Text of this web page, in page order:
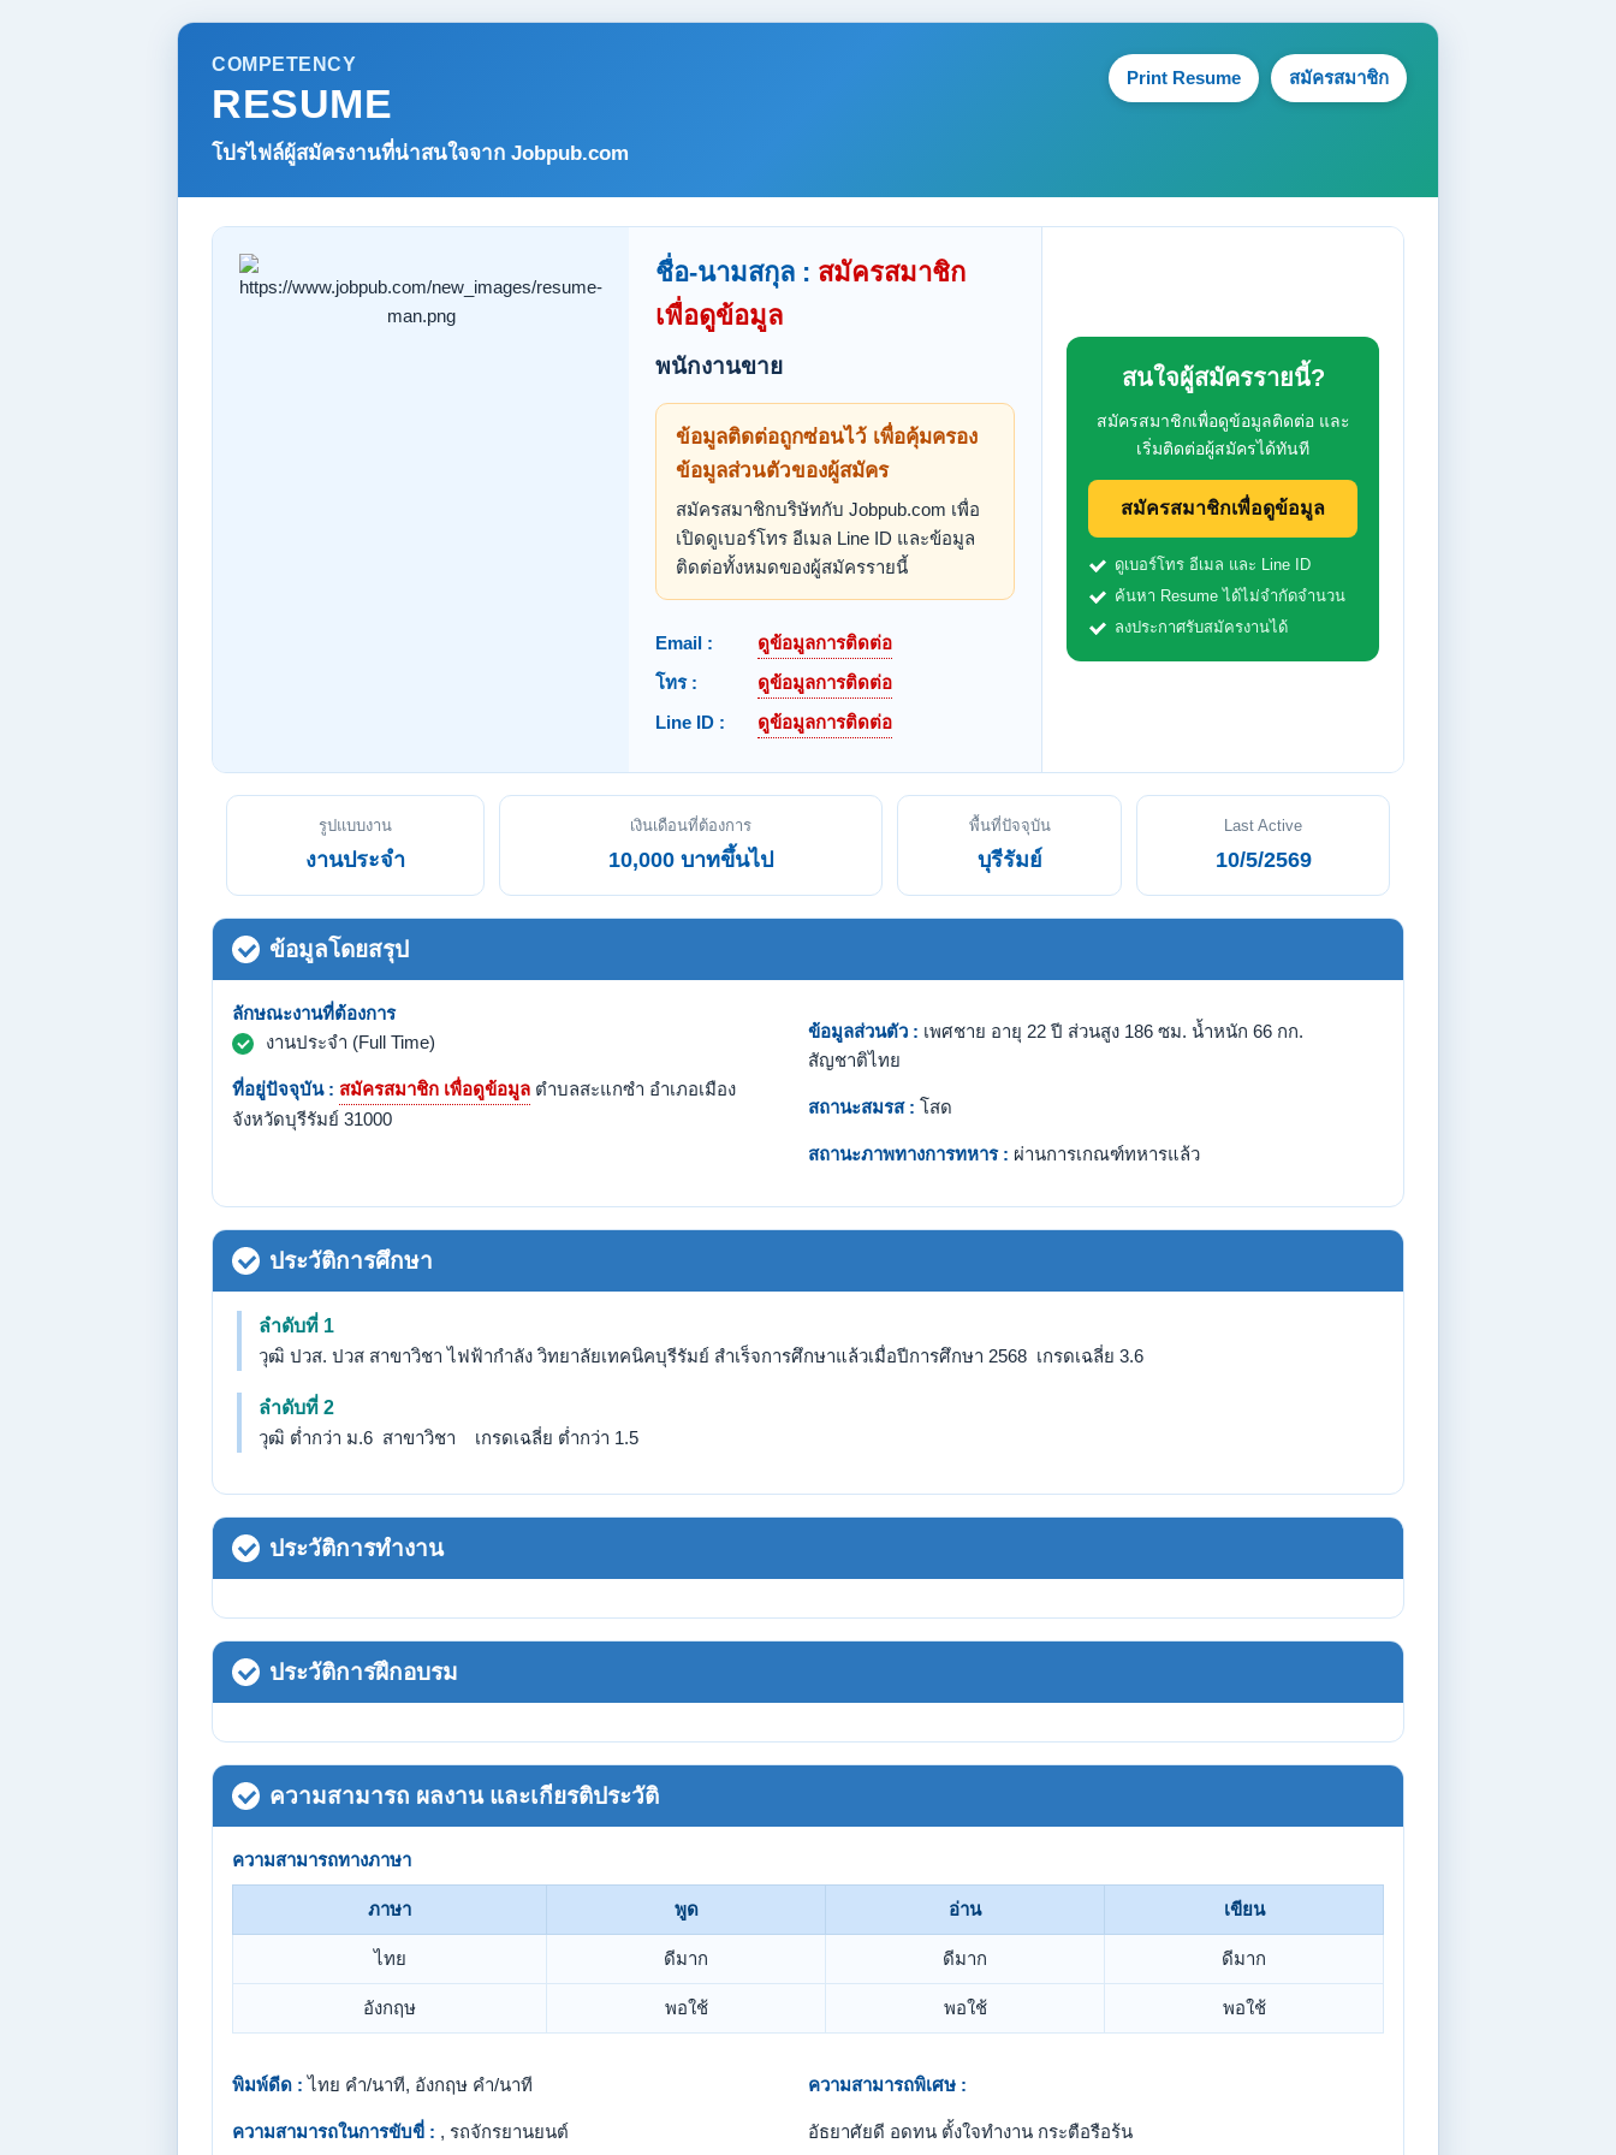
COMPETENCY
RESUME
โปรไฟล์ผู้สมัครงานที่น่าสนใจจาก Jobpub.com
Print Resume สมัครสมาชิก
ชื่อ-นามสกุล : สมัครสมาชิก
เพื่อดูข้อมูล
พนักงานขาย
ข้อมูลติดต่อถูกซ่อนไว้ เพื่อคุ้มครอง
ข้อมูลส่วนตัวของผู้สมัคร
สมัครสมาชิกบริษัทกับ Jobpub.com เพื่อ
เปิดดูเบอร์โทร อีเมล Line ID และข้อมูล
ติดต่อทั้งหมดของผู้สมัครรายนี้
Email :
ดูข้อมูลการติดต่อ
โทร :
ดูข้อมูลการติดต่อ
Line ID :
ดูข้อมูลการติดต่อ
สนใจผู้สมัครรายนี้?
สมัครสมาชิกเพื่อดูข้อมูลติดต่อ และ
เริ่มติดต่อผู้สมัครได้ทันที
สมัครสมาชิกเพื่อดูข้อมูล
ดูเบอร์โทร อีเมล และ Line ID
ค้นหา Resume ได้ไม่จำกัดจำนวน
ลงประกาศรับสมัครงานได้
รูปแบบงาน
งานประจำ
เงินเดือนที่ต้องการ
10,000 บาทขึ้นไป
พื้นที่ปัจจุบัน
บุรีรัมย์
Last Active
10/5/2569
ข้อมูลโดยสรุป
ลักษณะงานที่ต้องการ
งานประจำ (Full Time)
ที่อยู่ปัจจุบัน : สมัครสมาชิก เพื่อดูข้อมูล ตำบลสะแกซำ อำเภอเมือง
จังหวัดบุรีรัมย์ 31000
ข้อมูลส่วนตัว : เพศชาย อายุ 22 ปี ส่วนสูง 186 ซม. น้ำหนัก 66 กก.
สัญชาติไทย
สถานะสมรส : โสด
สถานะภาพทางการทหาร : ผ่านการเกณฑ์ทหารแล้ว
ประวัติการศึกษา
ลำดับที่ 1
วุฒิ ปวส. ปวส สาขาวิชา ไฟฟ้ากำลัง วิทยาลัยเทคนิคบุรีรัมย์ สำเร็จการศึกษาแล้วเมื่อปีการศึกษา 2568 เกรดเฉลี่ย 3.6
ลำดับที่ 2
วุฒิ ต่ำกว่า ม.6 สาขาวิชา เกรดเฉลี่ย ต่ำกว่า 1.5
ประวัติการทำงาน
ประวัติการฝึกอบรม
ความสามารถ ผลงาน และเกียรติประวัติ
ความสามารถทางภาษา
ภาษา พูด อ่าน เขียน
ไทย ดีมาก ดีมาก ดีมาก
อังกฤษ พอใช้ พอใช้ พอใช้
พิมพ์ดีด : ไทย คำ/นาที, อังกฤษ คำ/นาที
ความสามารถในการขับขี่ : , รถจักรยานยนต์
ความสามารถพิเศษ :
อัธยาศัยดี อดทน ตั้งใจทำงาน กระตือรือร้น